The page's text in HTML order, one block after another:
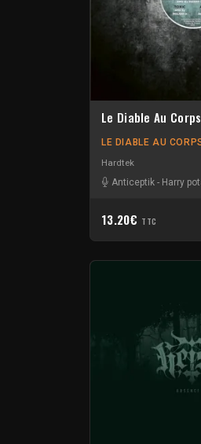
Le Diable Au
LE DIABLE AU
Hardtek
Anticeptik - Harry
13.20€ TTC